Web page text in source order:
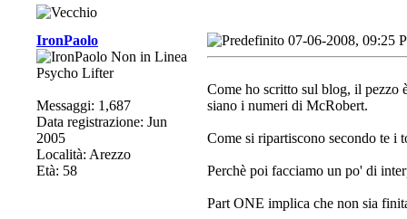
IronPaolo
Psycho Lifter
Messaggi: 1,687
Data registrazione: Jun
2005
Località: Arezzo
Età: 58
07-06-2008, 09:25
Come ho scritto sul blog, il pezzo
siano i numeri di McRobert.
Come si ripartiscono secondo te i
Perchè poi facciamo un po' di
Part ONE implica che non sia